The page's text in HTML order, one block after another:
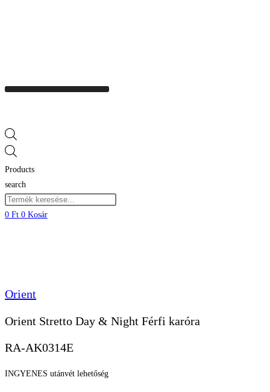
Products
search
0 Ft 0 Kosár
Orient
Orient Stretto Day & Night Férfi karóra
RA-AK0314E
INGYENES utánvét lehetőség